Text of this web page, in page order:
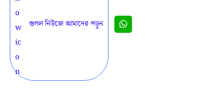
গুগল নিউজে আমাদের পড়ুন